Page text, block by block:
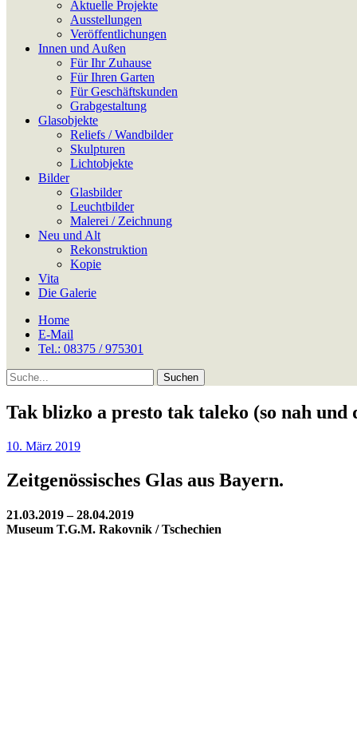
Aktuelle Projekte
Ausstellungen
Veröffentlichungen
Innen und Außen
Für Ihr Zuhause
Für Ihren Garten
Für Geschäftskunden
Grabgestaltung
Glasobjekte
Reliefs / Wandbilder
Skulpturen
Lichtobjekte
Bilder
Glasbilder
Leuchtbilder
Malerei / Zeichnung
Neu und Alt
Rekonstruktion
Kopie
Vita
Die Galerie
Home
E-Mail
Tel.: 08375 / 975301
Suche
Tak blizko a presto tak taleko (so nah und
10. März 2019
Zeitgenössisches Glas aus Bayern.
21.03.2019 – 28.04.2019
Museum T.G.M. Rakovnik / Tschechien